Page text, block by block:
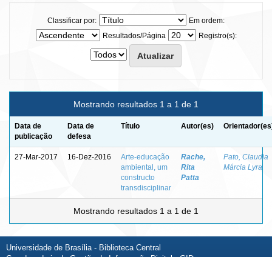
Classificar por:
Em ordem:
Resultados/Página
Registro(s):
Mostrando resultados 1 a 1 de 1
Data de
publicação
Data de
defesa
Título Autor(es)
27-Mar-2017 16-Dez-2016
Arte-educação
ambiental, um
constructo
transdisciplinar
Rache,
Rita
Patta
Pato, Claudia
Márcia Lyra
Mostrando resultados 1 a 1 de 1
Universidade de Brasília - Biblioteca Central